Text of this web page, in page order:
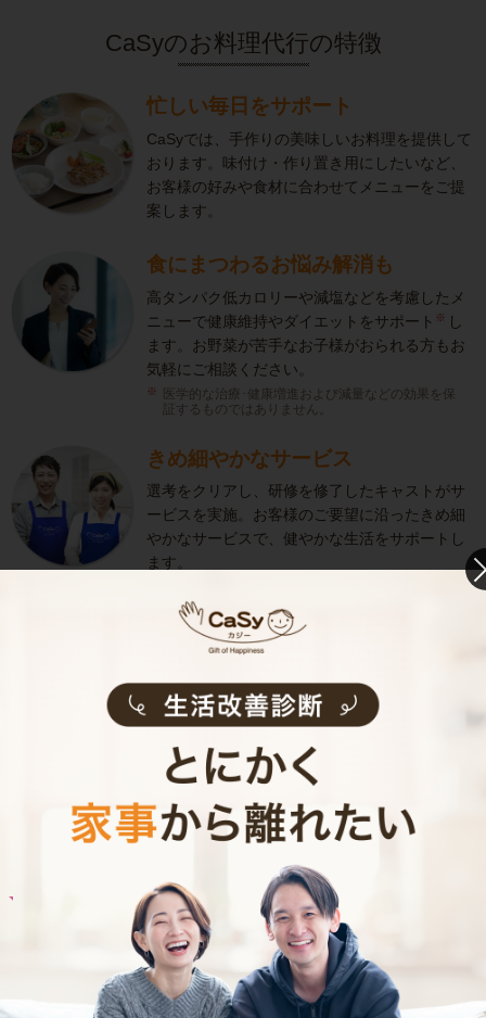
CaSyのお料理代行の特徴
忙しい毎日をサポート
CaSyでは、手作りの美味しいお料理を提供して
おります。味付け・作り置き用にしたいなど、
お客様の好みや食材に合わせてメニューをご提
案します。
食にまつわるお悩み解消も
高タンパク低カロリーや減塩などを考慮したメ
ニューで健康維持やダイエットをサポート ※ し
ます。お野菜が苦手なお子様がおられる方もお
気軽にご相談ください。
医学的な治療･健康増進および減量などの効果を保
証するものではありません。
きめ細やかなサービス
選考をクリアし、研修を修了したキャストがサ
ービスを実施。お客様のご要望に沿ったきめ細
やかなサービスで、健やかな生活をサポートし
ます。
お料理代行のサービス内容
お料理代行のサービス料金
ご利用者インタビュー
Customer Interview
30代 共働き 育児休暇中
栄養バランスの取れた食事を摂れるのが魅力で
記事全文を見る